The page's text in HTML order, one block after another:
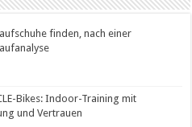
finden, nach einer
Bikes: Indoor-Training mit
und Vertrauen